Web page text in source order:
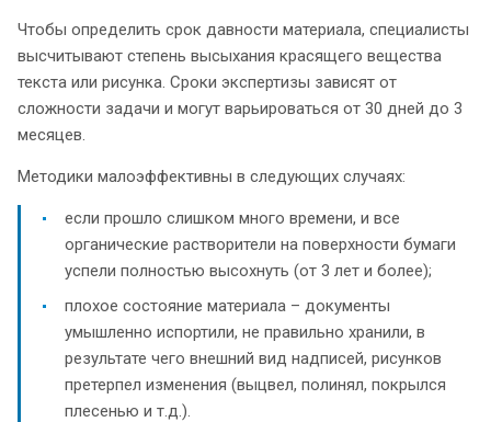
Чтобы определить срок давности материала, специалисты
высчитывают степень высыхания красящего вещества
текста или рисунка. Сроки экспертизы зависят от
сложности задачи и могут варьироваться от 30 дней до 3
месяцев.
Методики малоэффективны в следующих случаях:
если прошло слишком много времени, и все
органические растворители на поверхности бумаги
успели полностью высохнуть (от 3 лет и более);
плохое состояние материала – документы
умышленно испортили, не правильно хранили, в
результате чего внешний вид надписей, рисунков
претерпел изменения (выцвел, полинял, покрылся
плесенью и т.д.).